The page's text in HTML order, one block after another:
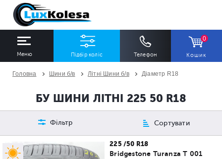
Меню Підбір коліс Телефон
0
Кошик
Всі Всі
Діаметр
Всі
Головна Шини б/в Літні Шини б/в Діаметр R18
БУ ШИНИ ЛІТНІ 225 50 R18
Фільтр Сортувати
225 /50 R18
Bridgestone Turanza T 001